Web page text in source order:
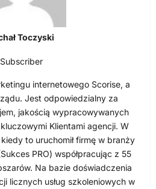
Toczyski
Subscriber
internetowego Scorise, a
Jest odpowiedzialny za
jakością wypracowywanych
Klientami agencji. W
to uruchomił firmę w branży
PRO) współpracując z 55
Na bazie doświadczenia
licznych usług szkoleniowych w